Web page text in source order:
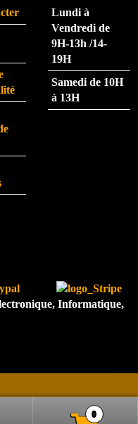
eme
nt.
pers
onne
sitez
pas.
nde
très
forte
Lundi à
Vendredi de
9H-13h /14-
19H
Samedi de 10H
à 13H
Informatique,
0